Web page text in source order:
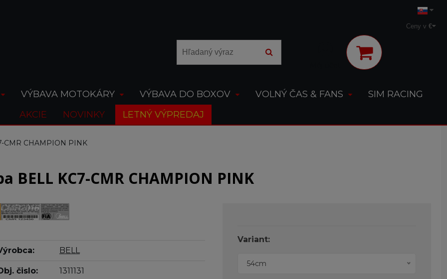
Ceny v €
VÝBAVA MOTOKÁRY VÝBAVA DO BOXOV VOLNÝ ČAS & FANS
SIM RACING
AKCIE
NOVINKY LETNÝ VÝPREDAJ
CMR CHAMPION PINK
BELL KC7-CMR CHAMPION PINK
Variant:
54cm
BELL
čislo: 1311131